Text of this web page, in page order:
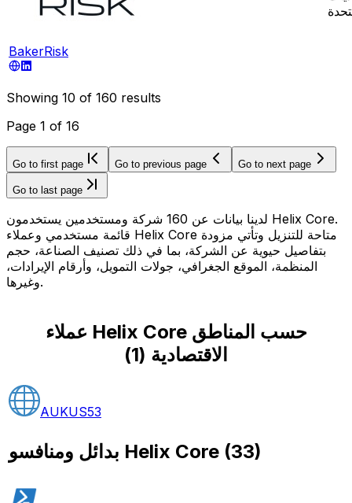
BakerRisk
Showing 10 of 160 results
Page 1 of 16
Go to first page Go to previous page Go to next page
Go to last page
لدينا بيانات عن 160 شركة ومستخدمين يستخدمون Helix Core.
قائمة مستخدمي وعملاء Helix Core متاحة للتنزيل وتأتي مزودة
بتفاصيل حيوية عن الشركة، بما في ذلك تصنيف الصناعة، حجم
المنظمة، الموقع الجغرافي، جولات التمويل، وأرقام الإيرادات،
وغيرها.
عملاء Helix Core حسب المناطق
الاقتصادية (
1
)
AUKUS53
بدائل ومنافسو Helix Core (33)